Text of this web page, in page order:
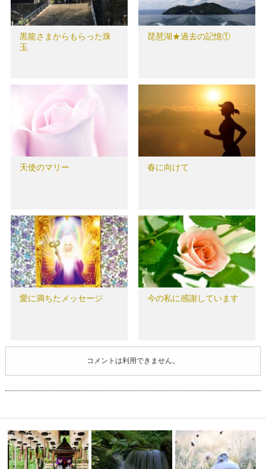
黒龍さまからもらった珠
玉
琵琶湖★過去の記憶①
天使のマリー 春に向けて
愛に満ちたメッセージ 今の私に感謝しています
コメントは利用できません。